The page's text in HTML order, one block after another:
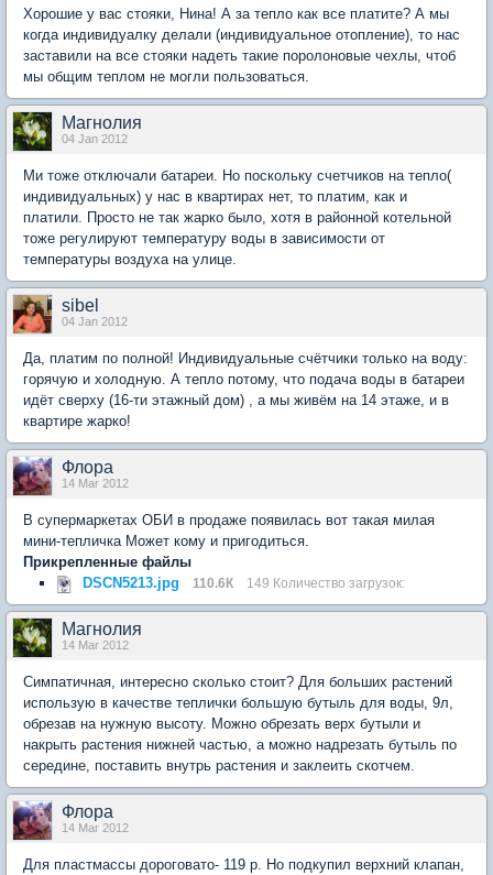
Хорошие у вас стояки, Нина! А за тепло как все платите? А мы
когда индивидуалку делали (индивидуальное отопление), то нас
заставили на все стояки надеть такие поролоновые чехлы, чтоб
мы общим теплом не могли пользоваться.
Магнолия
04 Jan 2012
Ми тоже отключали батареи. Но поскольку счетчиков на тепло(
индивидуальных) у нас в квартирах нет, то платим, как и
платили. Просто не так жарко было, хотя в районной котельной
тоже регулируют температуру воды в зависимости от
температуры воздуха на улице.
sibel
04 Jan 2012
Да, платим по полной! Индивидуальные счётчики только на воду:
горячую и холодную. А тепло потому, что подача воды в батареи
идёт сверху (16-ти этажный дом) , а мы живём на 14 этаже, и в
квартире жарко!
Флора
14 Mar 2012
В супермаркетах ОБИ в продаже появилась вот такая милая
мини-тепличка Может кому и пригодиться.
Прикрепленные файлы
DSCN5213.jpg
110.6К 149 Количество загрузок:
Магнолия
14 Mar 2012
Симпатичная, интересно сколько стоит? Для больших растений
использую в качестве теплички большую бутыль для воды, 9л,
обрезав на нужную высоту. Можно обрезать верх бутыли и
накрыть растения нижней частью, а можно надрезать бутыль по
середине, поставить внутрь растения и заклеить скотчем.
Флора
14 Mar 2012
Для пластмассы дороговато- 119 р. Но подкупил верхний клапан,